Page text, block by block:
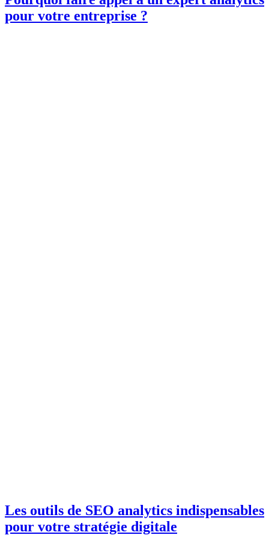
pour votre entreprise ?
Les outils de SEO analytics indispensables
pour votre stratégie digitale